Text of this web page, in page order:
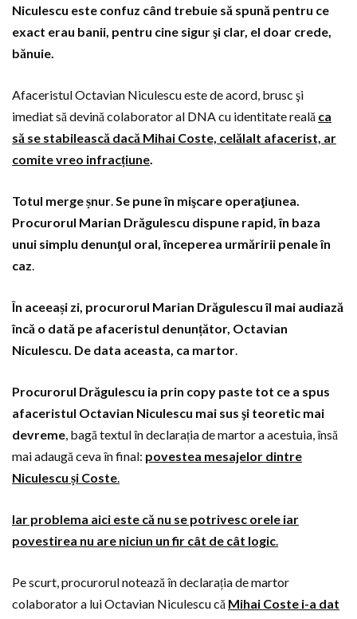
Niculescu este confuz când trebuie să spună pentru ce
exact erau banii, pentru cine sigur şi clar, el doar crede,
bănuie.
Afaceristul Octavian Niculescu este de acord, brusc şi
imediat să devină colaborator al DNA cu identitate reală ca
să se stabilească dacă Mihai Coste, celălalt afacerist, ar
comite vreo infracțiune.
Totul merge șnur.Se pune în mişcare operaţiunea.
Procurorul Marian Drăgulescu dispune rapid, în baza
unui simplu denunţul oral, începerea urmăririi penale în
caz.
În aceeași zi, procurorul Marian Drăgulescu îl mai audiază
încă o dată pe afaceristul denunțător, Octavian
Niculescu. De data aceasta, ca martor.
Procurorul Drăgulescu ia prin copy paste tot ce a spus
afaceristul Octavian Niculescu mai sus şi teoretic mai
devreme, bagă textul în declarația de martor a acestuia, însă
mai adaugă ceva în final: povestea mesajelor dintre
Niculescu și Coste.
Iar problema aici este că nu se potrivesc orele iar
povestirea nu are niciun un fir cât de cât logic.
Pe scurt, procurorul notează în declarația de martor
colaborator a lui Octavian Niculescu că Mihai Coste i-a dat